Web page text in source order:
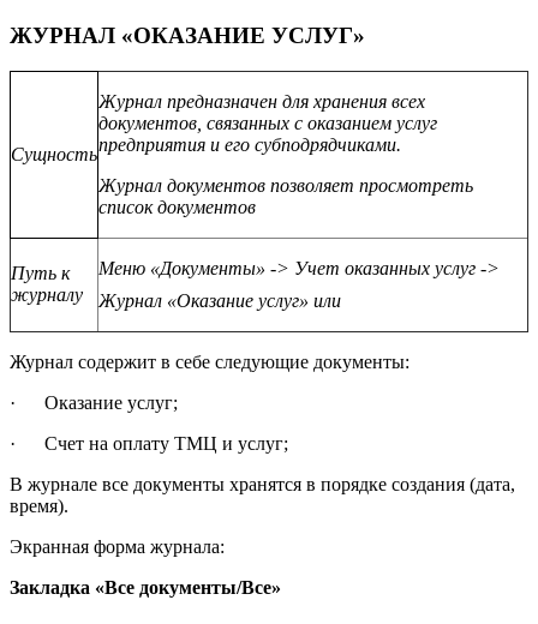
ЖУРНАЛ «ОКАЗАНИЕ УСЛУГ»
Сущность
Журнал предназначен для хранения всех
документов, связанных с оказанием услуг
предприятия и его субподрядчиками.
Журнал документов позволяет просмотреть
список документов
Путь к
журналу
Меню «Документы» -> Учет оказанных услуг ->
Журнал «Оказание услуг» или
Журнал содержит в себе следующие документы:
· Оказание услуг;
· Счет на оплату ТМЦ и услуг;
В журнале все документы хранятся в порядке создания (дата,
время).
Экранная форма журнала:
Закладка «Все документы/Все»